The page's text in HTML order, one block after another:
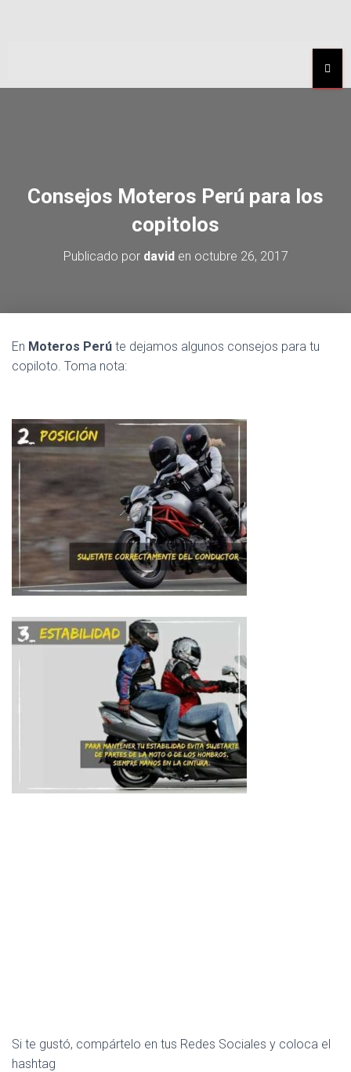
Consejos Moteros Perú para los
copitolos
Publicado por daviden octubre 26, 2017
En Moteros Perú te dejamos algunos consejos para tu
copiloto. Toma nota:
Si te gustó, compártelo en tus Redes Sociales y coloca el
hashtag